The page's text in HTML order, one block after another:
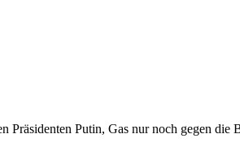
Präsidenten Putin, Gas nur noch gegen